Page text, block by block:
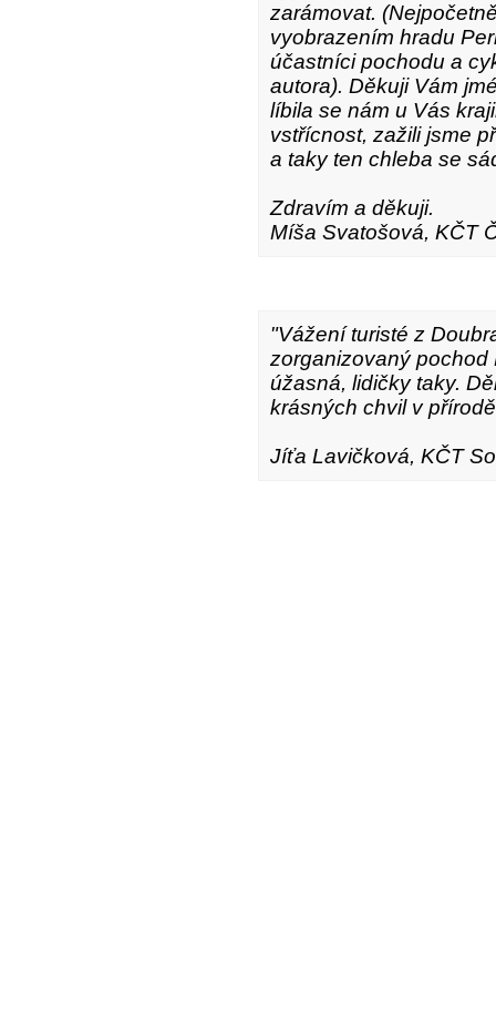
zarámovat.
vyobrazením hradu
účastníci pochodu a
autora). Děkuji Vám
líbila se nám u Vás
vstřícnost, zažili jsme
a taky ten chleba se
Zdravím a děkuji.
Míša Svatošová, KČT
"Vážení turisté z
zorganizovaný pochod
úžasná, lidičky taky.
krásných chvil v
Jíťa Lavičková, KČT